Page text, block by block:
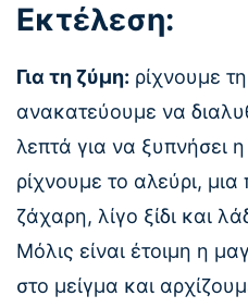
Εκτέλεση:
Για τη ζύμη: ρίχνουμε
ανακατεύουμε να
λεπτά για να ξυπνήσει
ρίχνουμε το αλεύρι,
ζάχαρη, λίγο ξίδι και
Μόλις είναι έτοιμη η
στο μείγμα και